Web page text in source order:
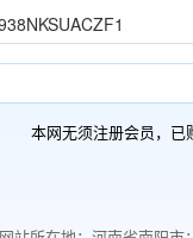
本网无须注册会员，已